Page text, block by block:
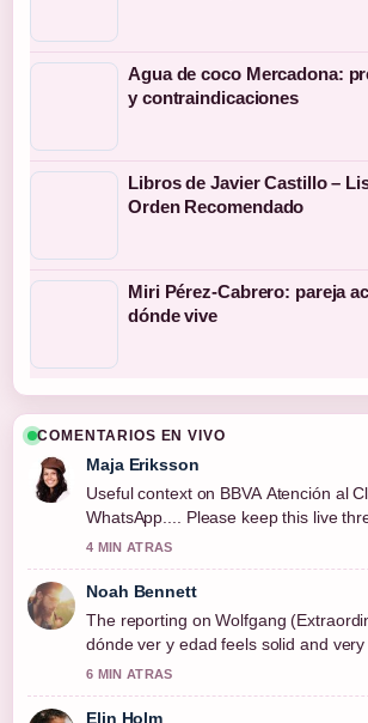
Agua de coco Mercadona:
y contraindicaciones
Libros de Javier Castillo –
Orden Recomendado
Miri Pérez-Cabrero: pareja
dónde vive
COMENTARIOS EN VIVO
Maja Eriksson
Useful context on BBVA Atención al
WhatsApp.... Please keep this live
4 MIN ATRAS
Noah Bennett
The reporting on Wolfgang
dónde ver y edad feels solid and very
6 MIN ATRAS
Elin Holm